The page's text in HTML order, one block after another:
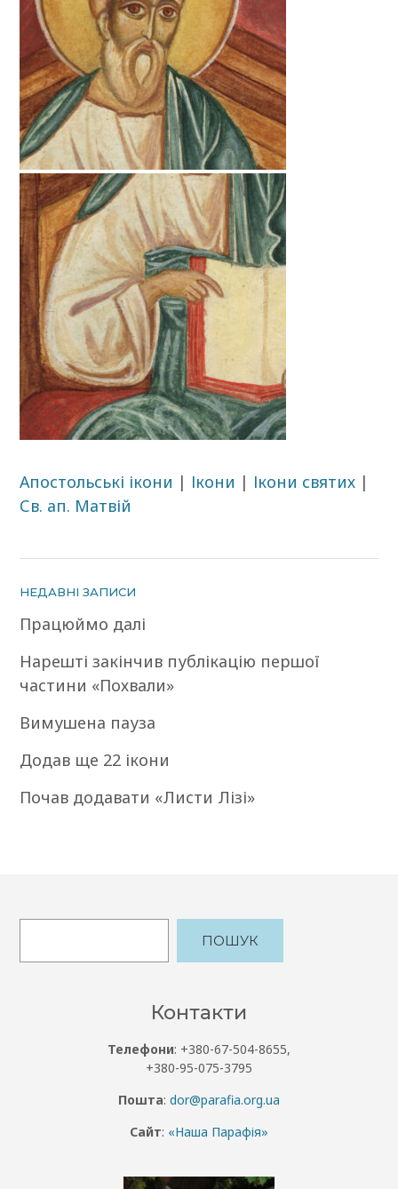
Апостольські ікони | Ікони | Ікони святих |
Св. ап. Матвій
НЕДАВНІ ЗАПИСИ
Працюймо далі
Нарешті закінчив публікацію першої
частини «Похвали»
Вимушена пауза
Додав ще 22 ікони
Почав додавати «Листи Лізі»
ПОШУК
Контакти
Телефони: +380-67-504-8655,
+380-95-075-3795
Пошта: dor@parafia.org.ua
Сайт: «Наша Парафія»